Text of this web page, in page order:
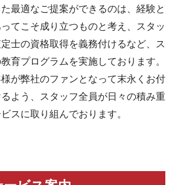
最適なご提案ができるのは、経験と
てこそ成り立つものと考え、スタッ
士の資格取得を義務付けるなど、ス
育プログラムを実施しております。
が弊社のファンとなって末永くお付
よう、スタッフ全員が日々の積み重
スに取り組んでおります。